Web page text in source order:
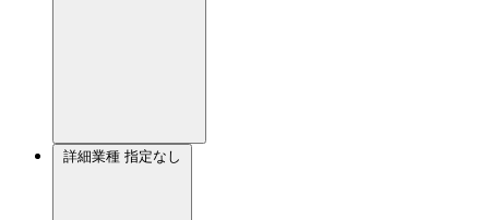
詳細業種 指定なし